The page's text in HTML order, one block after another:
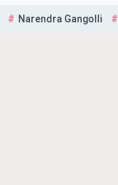
Narendra Gangolli